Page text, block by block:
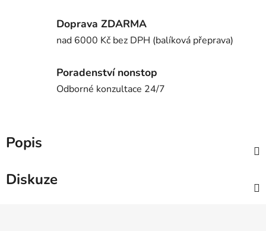
Doprava ZDARMA
nad 6000 Kč bez DPH (balíková přeprava)
Poradenství nonstop
Odborné konzultace 24/7
Popis
Diskuze